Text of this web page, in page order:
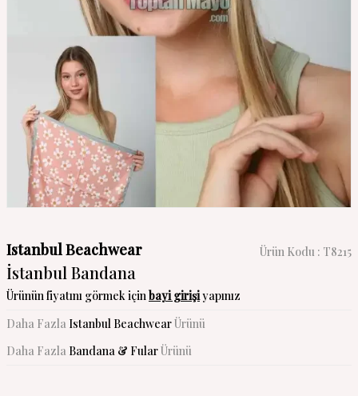
Istanbul Beachwear Ürün Kodu : T8215
İstanbul Bandana
Ürünün fiyatını görmek içinbayi girişiyapınız
Daha Fazla Istanbul BeachwearÜrünü
Daha Fazla Bandana & FularÜrünü